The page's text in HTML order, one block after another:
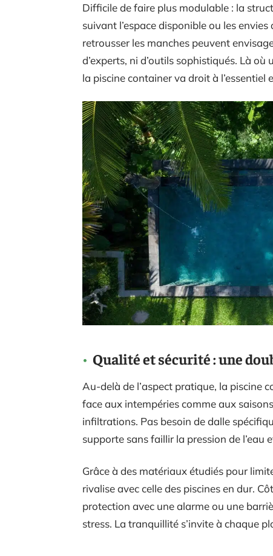
Difficile de faire plus modulable : la
suivant l’espace disponible ou les
retrousser les manches peuvent
d’experts, ni d’outils sophistiqués. Là
la piscine container va droit à l’essentiel
Qualité et sécurité : une
Au-delà de l’aspect pratique, la piscine
face aux intempéries comme aux
infiltrations. Pas besoin de dalle
supporte sans faillir la pression de l’eau
Grâce à des matériaux étudiés pour
rivalise avec celle des piscines en dur.
protection avec une alarme ou une
stress. La tranquillité s’invite à chaque